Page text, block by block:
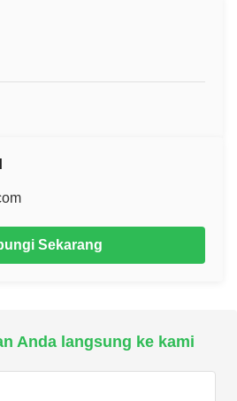
Sekarang
Anda langsung ke kami